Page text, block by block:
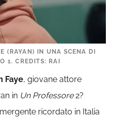
(RAYAN) IN UNA SCENA DI
1. CREDITS: RAI
Faye, giovane attore
in Un Professore 2?
ricordato in Italia